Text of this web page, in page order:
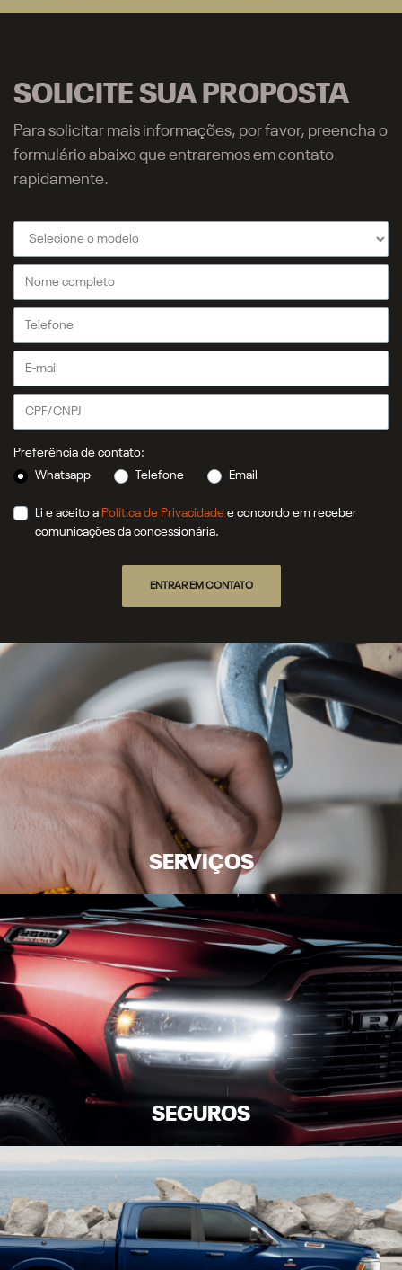
SOLICITE SUA PROPOSTA
Para solicitar mais informações, por favor, preencha o
formulário abaixo que entraremos em contato
rapidamente.
Preferência de contato:
Whatsapp
Telefone Email
Li e aceito a Política de Privacidade e concordo em receber
comunicações da concessionária.
ENTRAR EM CONTATO
SERVIÇOS
SEGUROS